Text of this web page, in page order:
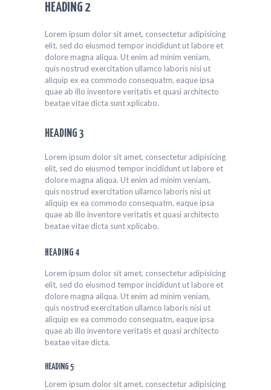
HEADING 2
Lorem ipsum dolor sit amet, consectetur adipisicing
elit, sed do eiusmod tempor incididunt ut labore et
dolore magna aliqua. Ut enim ad minim veniam,
quis nostrud exercitation ullamco laboris nisi ut
aliquip ex ea commodo consequatm, eaque ipsa
quae ab illo inventore veritatis et quasi architecto
beatae vitae dicta sunt xplicabo.
HEADING 3
Lorem ipsum dolor sit amet, consectetur adipisicing
elit, sed do eiusmod tempor incididunt ut labore et
dolore magna aliqua. Ut enim ad minim veniam,
quis nostrud exercitation ullamco laboris nisi ut
aliquip ex ea commodo consequatm, eaque ipsa
quae ab illo inventore veritatis et quasi architecto
beatae vitae dicta sunt xplicabo.
HEADING 4
Lorem ipsum dolor sit amet, consectetur adipisicing
elit, sed do eiusmod tempor incididunt ut labore et
dolore magna aliqua. Ut enim ad minim veniam,
quis nostrud exercitation ullamco laboris nisi ut
aliquip ex ea commodo consequatm, eaque ipsa
quae ab illo inventore veritatis et quasi architecto
beatae vitae dicta.
HEADING 5
Lorem ipsum dolor sit amet, consectetur adipisicing